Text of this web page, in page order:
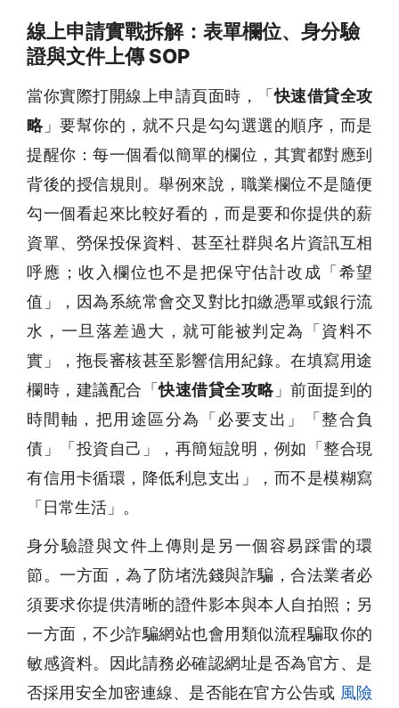
線上申請實戰拆解：表單欄位、身分驗
證與文件上傳 SOP
當你實際打開線上申請頁面時，「快速借貸全攻
略 」要幫你的，就不只是勾勾選選的順序，而是
提醒你：每一個看似簡單的欄位，其實都對應到
背後的授信規則。舉例來說，職業欄位不是隨便
勾一個看起來比較好看的，而是要和你提供的薪
資單、勞保投保資料、甚至社群與名片資訊互相
呼應；收入欄位也不是把保守估計改成「希望
值」，因為系統常會交叉對比扣繳憑單或銀行流
水，一旦落差過大，就可能被判定為「資料不
實」，拖長審核甚至影響信用紀錄。在填寫用途
欄時，建議配合「快速借貸全攻略 」前面提到的
時間軸，把用途區分為「必要支出」「整合負
債」「投資自己」，再簡短說明，例如「整合現
有信用卡循環，降低利息支出」，而不是模糊寫
「日常生活」。
身分驗證與文件上傳則是另一個容易踩雷的環
節。一方面，為了防堵洗錢與詐騙，合法業者必
須要求你提供清晰的證件影本與本人自拍照；另
一方面，不少詐騙網站也會用類似流程騙取你的
敏感資料。因此請務必確認網址是否為官方、是
否採用安全加密連線、是否能在官方公告或 風險